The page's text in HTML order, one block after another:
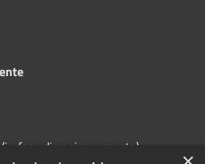
(in fase di aggiornamento)